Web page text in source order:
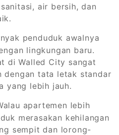
air bersih, dan
penduduk awalnya
lingkungan baru.
di Walled City sangat
dengan tata letak standar
yang lebih jauh.
apartemen lebih
merasakan kehilangan
sempit dan lorong-